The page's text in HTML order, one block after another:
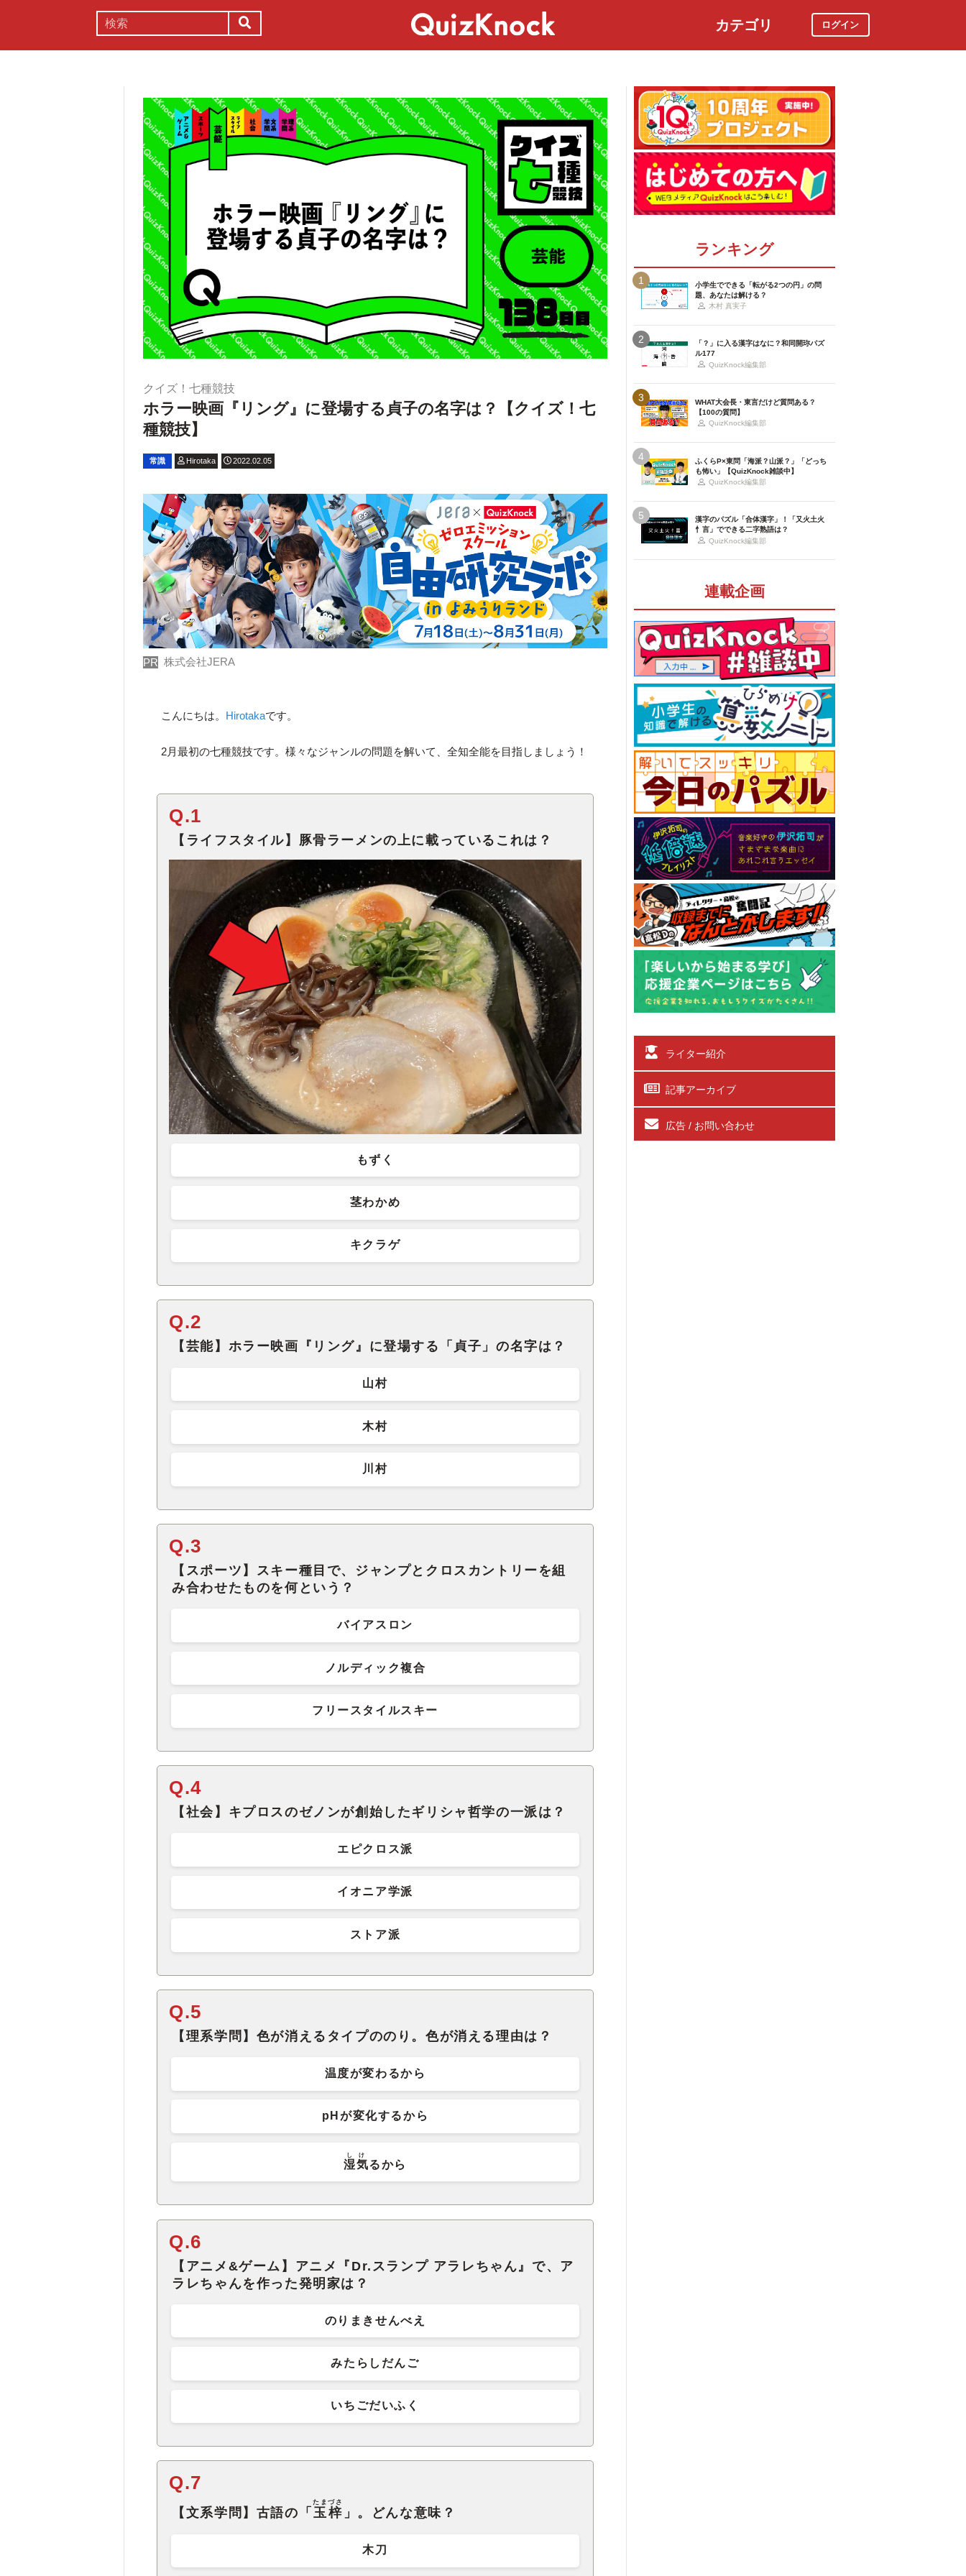
カテゴリ ログイン
クイズ！七種競技
ホラー映画『リング』に登場する貞子の名字は？【クイズ！七
種競技】
常識 Hirotaka 2022.02.05
PR 株式会社JERA
こんにちは。 Hirotakaです。
2月最初の七種競技です。様々なジャンルの問題を解いて、全知全能を目指しましょう！
Q.1
【ライフスタイル】豚骨ラーメンの上に載っているこれは？
もずく
茎わかめ
キクラゲ
Q.2
【芸能】ホラー映画『リング』に登場する「貞子」の名字は？
山村
木村
川村
Q.3
【スポーツ】スキー種目で、ジャンプとクロスカントリーを組
み合わせたものを何という？
バイアスロン
ノルディック複合
フリースタイルスキー
Q.4
【社会】キプロスのゼノンが創始したギリシャ哲学の一派は？
エピクロス派
イオニア学派
ストア派
Q.5
【理系学問】色が消えるタイプののり。色が消える理由は？
温度が変わるから
pHが変化するから
湿気
しけ
るから
Q.6
【アニメ&ゲーム】アニメ『Dr.スランプ アラレちゃん』で、ア
ラレちゃんを作った発明家は？
のりまきせんべえ
みたらしだんご
いちごだいふく
Q.7
【文系学問】古語の「 玉梓
たまづさ
」。どんな意味？
木刀
ランキング
1
小学生でできる「転がる2つの円」の問
題、あなたは解ける？
木村 真実子
2
「？」に入る漢字はなに？和同開珎パズ
ル177
QuizKnock編集部
3
WHAT大会長・東言だけど質問ある？
【100の質問】
QuizKnock編集部
4
ふくらP×東問「海派？山派？」「どっち
も怖い」【QuizKnock雑談中】
QuizKnock編集部
5
漢字のパズル「合体漢字」！「又火土火
忄言」でできる二字熟語は？
QuizKnock編集部
連載企画
ライター紹介
記事アーカイブ
広告 / お問い合わせ